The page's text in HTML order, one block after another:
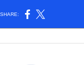
SHARE: